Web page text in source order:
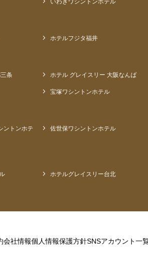
いわきワシントンホテル
ホテルフジタ福井
条 ホテル グレイスリー 大阪なんば
宝塚ワシントンホテル
ントンホテ
佐世保ワシントンホテル
ホテルグレイスリー台北
会社情報個人情報保護方針SNSアカウント一